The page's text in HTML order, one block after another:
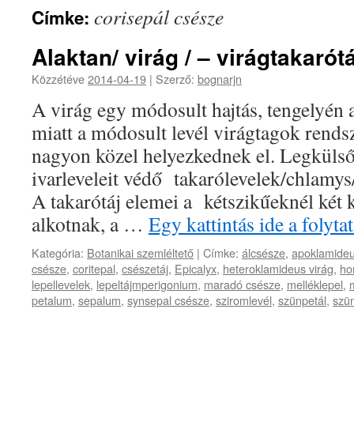
Címke: corisepál csésze
Alaktan/ virág / –
Közzétéve2014-04-19 | Szerző: bognarjn
A virág egy módosult hajtás, tengelyén
miatt a módosult levél virágtagok
nagyon közel helyezkednek el.
ivarleveleit védő takarólevelek/
A takarótáj elemei a kétszikűeknél két
alkotnak, a … Egy kattintás ide a
Kategória: Botanikai szemléltető | Címke: álcsésze,
csésze, coritepal, csészetáj, Epicalyx, heteroklamideus virág,
lepellevelek, lepeltájmperigonium, maradó csésze, melléklepel,
petalum, sepalum, synsepal csésze, sziromlevél, szünpetál,